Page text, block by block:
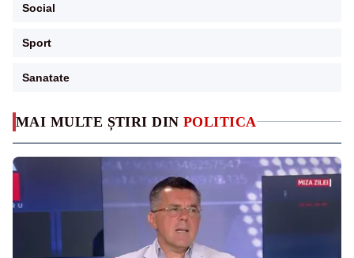
MAI MULTE ȘTIRI DIN POLITICA
Social
Sport
Sanatate